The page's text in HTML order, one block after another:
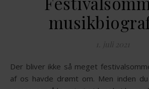
1. juli 2021
Der bliver ikke så meget festivalsommer i år, som mange
af os havde drømt om. Men inden